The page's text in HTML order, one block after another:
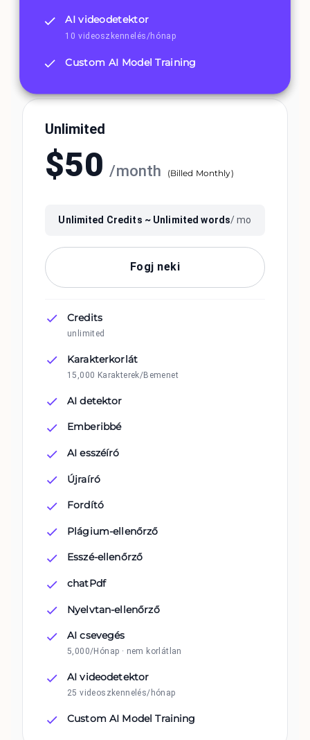
AI videodetektor
10 videoszkennelés/hónap
Custom AI Model Training
Unlimited
$50 /month (Billed Monthly)
Unlimited Credits ~ Unlimited words/ mo
Fogj neki
Credits
unlimited
Karakterkorlát
15,000 Karakterek/Bemenet
AI detektor
Emberibbé
AI esszéíró
Újraíró
Fordító
Plágium-ellenőrző
Esszé-ellenőrző
chatPdf
Nyelvtan-ellenőrző
AI csevegés
5,000/Hónap · nem korlátlan
AI videodetektor
25 videoszkennelés/hónap
Custom AI Model Training